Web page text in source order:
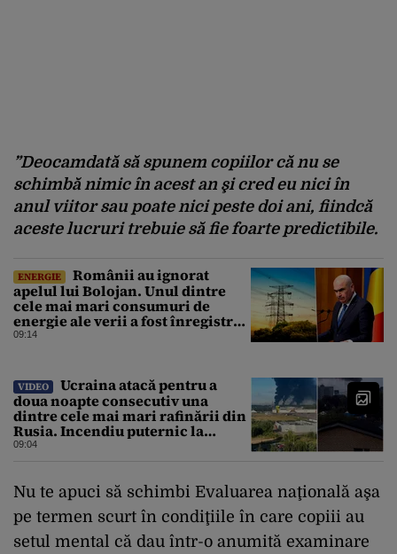
”Deocamdată să spunem copiilor că nu se
schimbă nimic în acest an şi cred eu nici în
anul viitor sau poate nici peste doi ani, fiindcă
aceste lucruri trebuie să fie foarte predictibile.
ENERGIE
Românii au ignorat
apelul lui Bolojan. Unul dintre
cele mai mari consumuri de
energie ale verii a fost înregistrat
miercuri seara
09:14
VIDEO
Ucraina atacă pentru a
doua noapte consecutiv una
dintre cele mai mari rafinării din
Rusia. Incendiu puternic la
instalația din Iaroslavl
09:04
Nu te apuci să schimbi Evaluarea naţională aşa
pe termen scurt în condiţiile în care copiii au
setul mental că dau într-o anumită examinare